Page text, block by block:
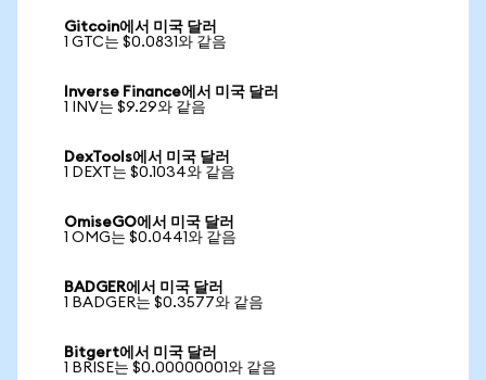
Gitcoin에서 미국 달러
1 GTC는 $0.0831와 같음
Inverse Finance에서 미국 달러
1 INV는 $9.29와 같음
DexTools에서 미국 달러
1 DEXT는 $0.1034와 같음
OmiseGO에서 미국 달러
1 OMG는 $0.0441와 같음
BADGER에서 미국 달러
1 BADGER는 $0.3577와 같음
Bitgert에서 미국 달러
1 BRISE는 $0.00000001와 같음